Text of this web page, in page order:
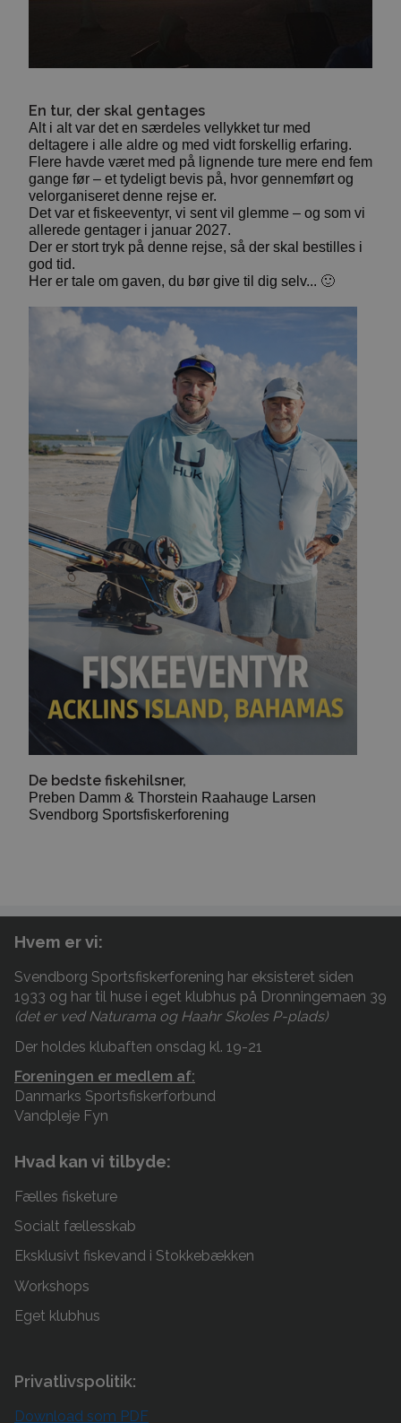
En tur, der skal gentages
Alt i alt var det en særdeles vellykket tur med
deltagere i alle aldre og med vidt forskellig erfaring.
Flere havde været med på lignende ture mere end fem
gange før – et tydeligt bevis på, hvor gennemført og
velorganiseret denne rejse er.
Det var et fiskeeventyr, vi sent vil glemme – og som vi
allerede gentager i januar 2027.
Der er stort tryk på denne rejse, så der skal bestilles i
god tid.
Her er tale om gaven, du bør give til dig selv... 🙂
De bedste fiskehilsner,
Preben Damm & Thorstein Raahauge Larsen
Svendborg Sportsfiskerforening
Hvem er vi:
Svendborg Sportsfiskerforening har eksisteret siden
1933 og har til huse i eget klubhus på Dronningemaen 39
(det er ved Naturama og Haahr Skoles P-plads)
Der holdes klubaften onsdag kl. 19-21
Foreningen er medlem af:
Danmarks Sportsfiskerforbund
Vandpleje Fyn
Hvad kan vi tilbyde:
Fælles fisketure
Socialt fællesskab
Eksklusivt fiskevand i Stokkebækken
Workshops
Eget klubhus
Privatlivspolitik:
Download som PDF